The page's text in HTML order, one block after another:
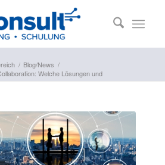
/ Blog/News /
Welche Lösungen und